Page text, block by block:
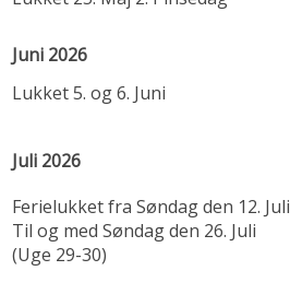
Juni 2026
Lukket 5. og 6. Juni
Juli 2026
Ferielukket fra Søndag den 12. Juli
Til og med Søndag den 26. Juli
(Uge 29-30)